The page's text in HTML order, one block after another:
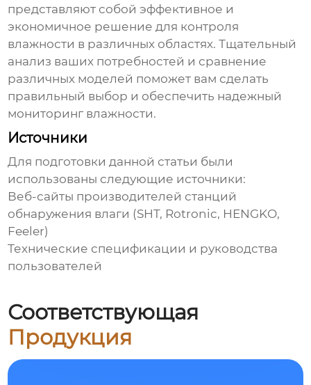
представляют собой эффективное и
экономичное решение для контроля
влажности в различных областях. Тщательный
анализ ваших потребностей и сравнение
различных моделей поможет вам сделать
правильный выбор и обеспечить надежный
мониторинг влажности.
Источники
Для подготовки данной статьи были
использованы следующие источники:
Веб-сайты производителей станций
обнаружения влаги (SHT, Rotronic, HENGKO,
Feeler)
Технические спецификации и руководства
пользователей
Соответствующая
Продукция